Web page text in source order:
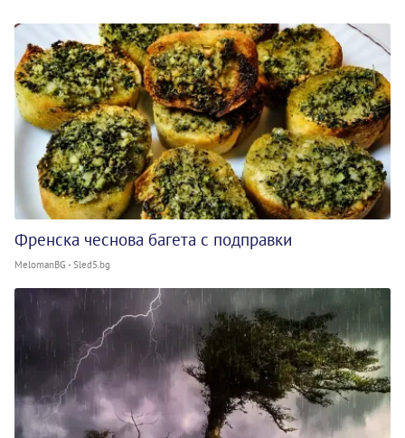
Френска чеснова багета с подправки
MelomanBG - Sled5.bg